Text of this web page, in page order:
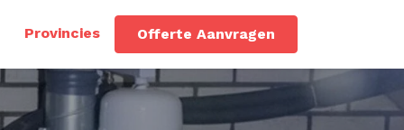
Provincies Offerte Aanvragen